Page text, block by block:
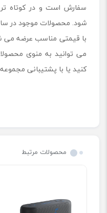
سفارش است و در کوتاه
شود. محصولات موجود در
با قیمتی مناسب عرضه می
می توانید به منوی
کنید یا با پشتیبانی
محصولات مرتبط